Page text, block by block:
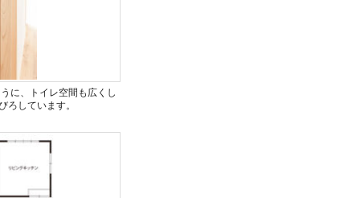
に、トイレ空間も広くし
ろしています。